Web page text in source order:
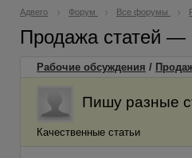
Адвего Форум Все форумы
Продажа статей
Рабочие обсуждения /
Пишу разные
Качественные статьи